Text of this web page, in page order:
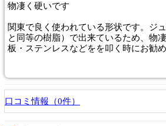
物凄く硬いです
関東で良く使われている形状です。ジ
と同等の樹脂）で出来ているため、物
板・ステンレスなどをを叩く時にお勧め
口コミ情報（0件）